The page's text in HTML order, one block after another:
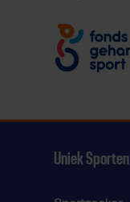
Uniek Sporten